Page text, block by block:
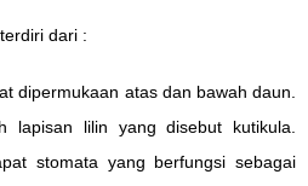
dari :
dipermukaan atas dan bawah daun.
lapisan lilin yang disebut kutikula.
stomata yang berfungsi sebagai